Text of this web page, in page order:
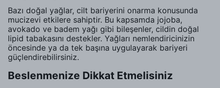
Bazı doğal yağlar, cilt bariyerini onarma konusunda
mucizevi etkilere sahiptir. Bu kapsamda jojoba,
avokado ve badem yağı gibi bileşenler, cildin doğal
lipid tabakasını destekler. Yağları nemlendiricinizin
öncesinde ya da tek başına uygulayarak bariyeri
güçlendirebilirsiniz.
Beslenmenize Dikkat Etmelisiniz